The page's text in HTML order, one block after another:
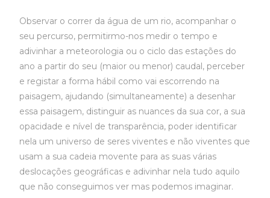
Observar o correr da água de um rio, acompanhar o
seu percurso, permitirmo-nos medir o tempo e
adivinhar a meteorologia ou o ciclo das estações do
ano a partir do seu (maior ou menor) caudal, perceber
e registar a forma hábil como vai escorrendo na
paisagem, ajudando (simultaneamente) a desenhar
essa paisagem, distinguir as nuances da sua cor, a sua
opacidade e nível de transparência, poder identificar
nela um universo de seres viventes e não viventes que
usam a sua cadeia movente para as suas várias
deslocações geográficas e adivinhar nela tudo aquilo
que não conseguimos ver mas podemos imaginar.